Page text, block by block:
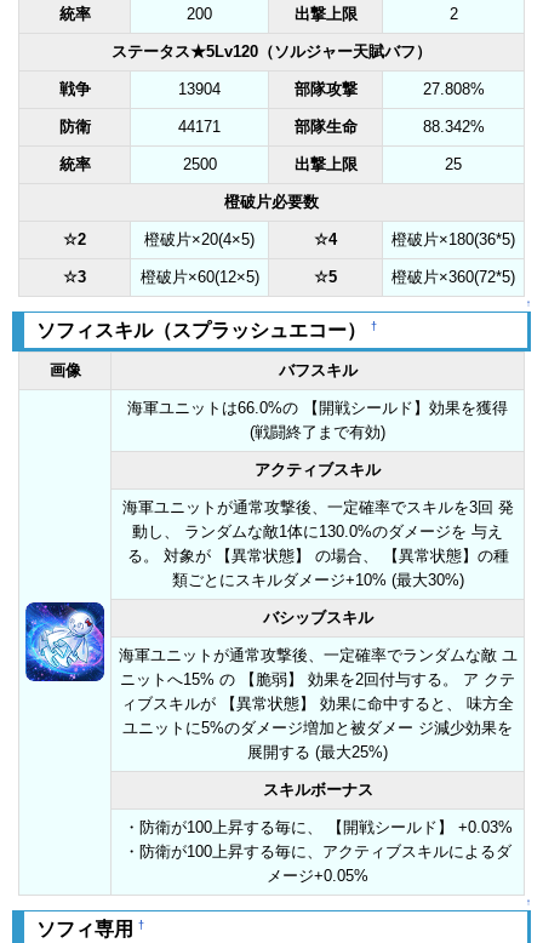
統率 200 出撃上限 2
ステータス★5Lv120（ソルジャー天賦バフ）
戦争 13904 部隊攻撃 27.808%
防衛 44171 部隊生命 88.342%
統率 2500 出撃上限 25
橙破片必要数
☆2 橙破片×20(4×5) ☆4 橙破片×180(36*5)
☆3 橙破片×60(12×5) ☆5 橙破片×360(72*5)
↑
ソフィスキル（スプラッシュエコー） †
画像 バフスキル
海軍ユニットは66.0%の 【開戦シールド】効果を獲得
(戦闘終了まで有効)
アクティブスキル
海軍ユニットが通常攻撃後、一定確率でスキルを3回 発
動し、 ランダムな敵1体に130.0%のダメージを 与え
る。 対象が 【異常状態】 の場合、 【異常状態】の種
類ごとにスキルダメージ+10% (最大30%)
バシッブスキル
海軍ユニットが通常攻撃後、一定確率でランダムな敵 ユ
ニットへ15% の 【脆弱】 効果を2回付与する。 ア クテ
ィブスキルが 【異常状態】 効果に命中すると、 味方全
ユニットに5%のダメージ増加と被ダメー ジ減少効果を
展開する (最大25%)
スキルボーナス
・防衛が100上昇する毎に、 【開戦シールド】 +0.03%
・防衛が100上昇する毎に、アクティブスキルによるダ
メージ+0.05%
↑
ソフィ専用 †